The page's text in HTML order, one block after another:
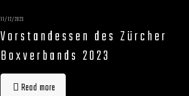
11/12/2023
Vorstandessen des Zürcher
Boxverbands 2023
Read more